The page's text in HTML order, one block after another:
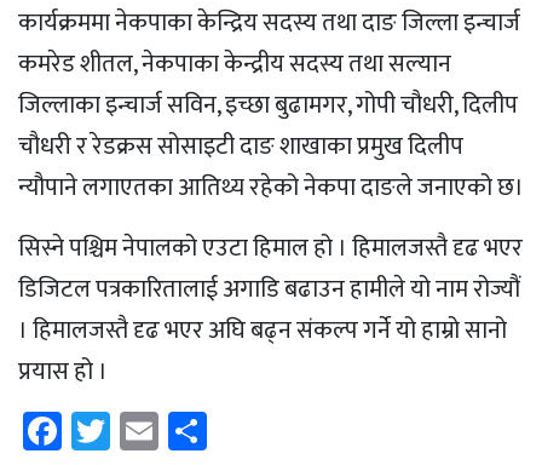
कार्यक्रममा नेकपाका केन्द्रिय सदस्य तथा दाङ जिल्ला इन्चार्ज
कमरेड शीतल, नेकपाका केन्द्रीय सदस्य तथा सल्यान
जिल्लाका इन्चार्ज सविन, इच्छा बुढामगर, गोपी चौधरी, दिलीप
चौधरी र रेडक्रस सोसाइटी दाङ शाखाका प्रमुख दिलीप
न्यौपाने लगाएतका आतिथ्य रहेको नेकपा दाङले जनाएको छ।
सिस्ने पश्चिम नेपालको एउटा हिमाल हो । हिमालजस्तै दृढ भएर
डिजिटल पत्रकारितालाई अगाडि बढाउन हामीले यो नाम रोज्यौं
। हिमालजस्तै दृढ भएर अघि बढ्न संकल्प गर्ने यो हाम्रो सानो
प्रयास हो ।
Facebook
Twitter
Email